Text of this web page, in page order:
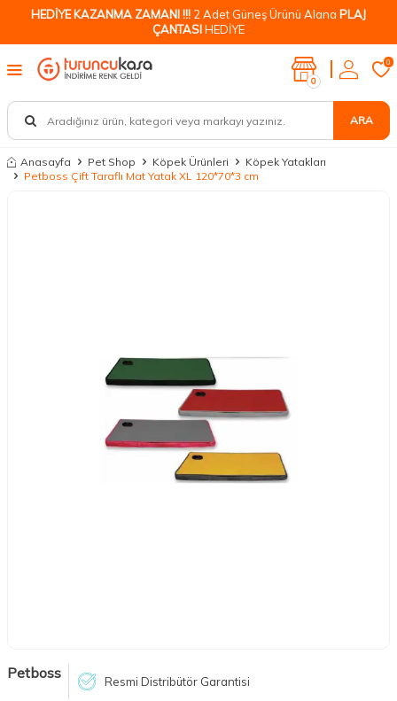
HEDİYE KAZANMA ZAMANI !!! 2 Adet Güneş Ürünü Alana PLAJ
ÇANTASIHEDİYE
ARA
0
0
Anasayfa Pet Shop Köpek Ürünleri
Köpek Yatakları
Petboss Çift Taraflı Mat Yatak XL 120*70*3 cm
Petboss Resmi Distribütör Garantisi